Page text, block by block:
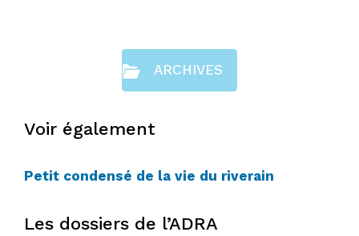
ARCHIVES
Voir également
Petit condensé de la vie du riverain
Les dossiers de l’ADRA